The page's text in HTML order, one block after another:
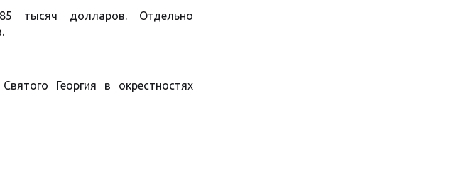
тысяч долларов. Отдельно
Георгия в окрестностях